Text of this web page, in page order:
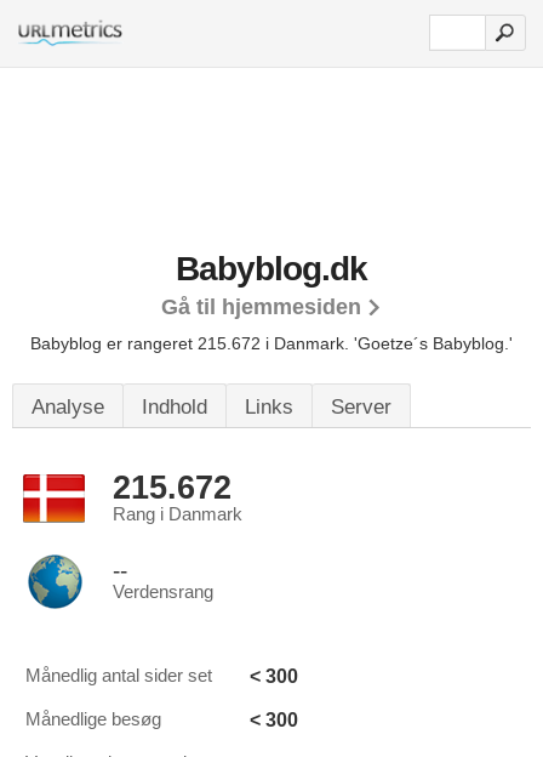
Babyblog.dk
Gå til hjemmesiden
Babyblog er rangeret 215.672 i Danmark. 'Goetze´s Babyblog.'
Analyse Indhold Links Server
215.672
Rang i Danmark
--
Verdensrang
Månedlig antal sider set < 300
Månedlige besøg < 300